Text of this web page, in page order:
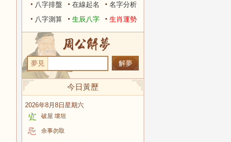
八字排盤
在線起名
名字分析
八字測算
生辰八字 生肖運勢
夢見
今日黃歷
2026年8月8日星期六
破屋 壞垣
余事勿取